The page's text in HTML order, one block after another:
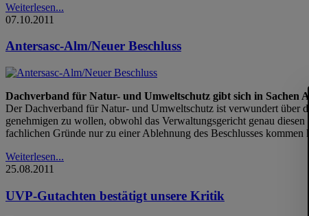
Weiterlesen...
07.10.2011
Antersasc-Alm/Neuer Beschluss
Dachverband für Natur- und Umweltschutz gibt sich in Sachen
Der Dachverband für Natur- und Umweltschutz ist verwundert über
genehmigen zu wollen, obwohl das Verwaltungsgericht genau
fachlichen Gründe nur zu einer Ablehnung des Beschlusses
Weiterlesen...
25.08.2011
UVP-Gutachten bestätigt unsere Kritik